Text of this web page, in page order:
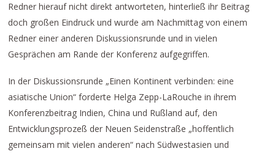
Redner hierauf nicht direkt antworteten, hinterließ ihr Beitrag
doch großen Eindruck und wurde am Nachmittag von einem
Redner einer anderen Diskussionsrunde und in vielen
Gesprächen am Rande der Konferenz aufgegriffen.
In der Diskussionsrunde „Einen Kontinent verbinden: eine
asiatische Union“ forderte Helga Zepp-LaRouche in ihrem
Konferenzbeitrag Indien, China und Rußland auf, den
Entwicklungsprozeß der Neuen Seidenstraße „hoffentlich
gemeinsam mit vielen anderen“ nach Südwestasien und